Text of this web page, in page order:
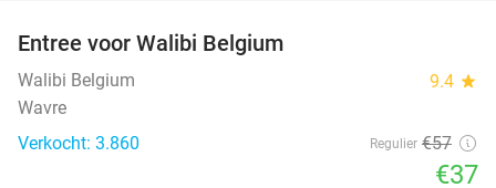
Entree voor Walibi Belgium
Walibi Belgium 9.4 star
Wavre
Verkocht: 3.860
Regulier €57
€37